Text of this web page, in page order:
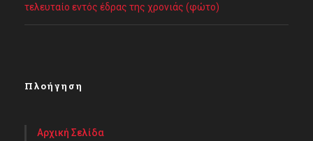
τελευταίο εντός έδρας της χρονιάς (φώτο)
Πλοήγηση
Αρχική Σελίδα